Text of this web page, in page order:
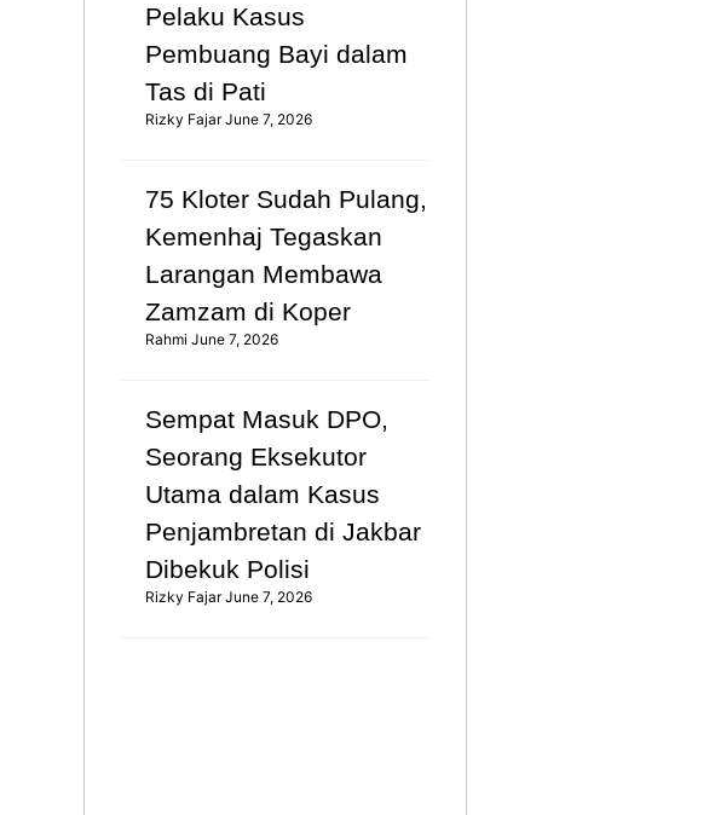
Pelaku Kasus
Pembuang Bayi dalam
Tas di Pati
Rizky FajarJune 7, 2026
75 Kloter Sudah Pulang,
Kemenhaj Tegaskan
Larangan Membawa
Zamzam di Koper
RahmiJune 7, 2026
Sempat Masuk DPO,
Seorang Eksekutor
Utama dalam Kasus
Penjambretan di Jakbar
Dibekuk Polisi
Rizky FajarJune 7, 2026